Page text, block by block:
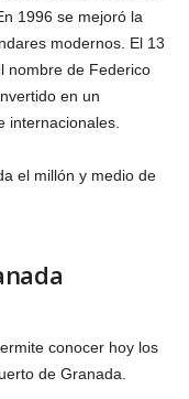
1996 se mejoró la
modernos. El 13
nombre de Federico
en un
internacionales.
el millón y medio de
conocer hoy los
de Granada.